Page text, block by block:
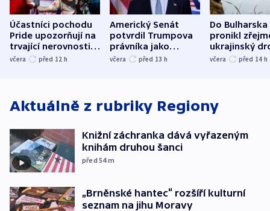
Účastníci pochodu
Pride upozorňují na
trvající nerovnosti i
společenskou
včera před 12 h
Americký Senát
potvrdil Trumpova
právníka jako
ministra
včera před 13 h
Do Bulharska
pronikl
ukrajinský
explodoval
včera před 14 h
Aktuálně z rubriky Regiony
Knižní záchranka dává vyřazeným
knihám druhou šanci
před 54m
„Brněnské hantec“ rozšíří kulturní
seznam na jihu Moravy